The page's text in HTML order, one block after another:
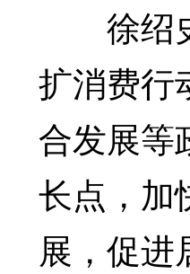
徐绍史
扩消费行
合发展等
长点，加
展，促